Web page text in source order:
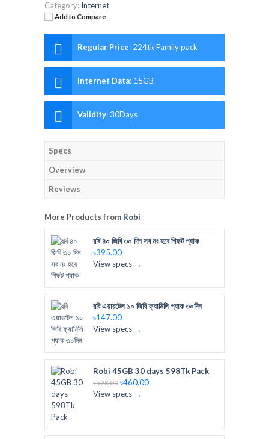
Category: Internet
Add to Compare
Regular Price: 224tk Family pack
Internet Data: 15GB
Validity:30Days
Specs
Overview
Reviews
More Products from Robi
রবি ৪০ জিবি ৩০ দিন সব নং হবে গিফট প্যাক
৳395.00
View specs →
রবি এয়ারটেল ১০ জিবি ফ্যামিলি প্যাক ৩০দিন
৳147.00
View specs →
Robi 45GB 30 days 598Tk Pack
৳598.00 ৳460.00
View specs →